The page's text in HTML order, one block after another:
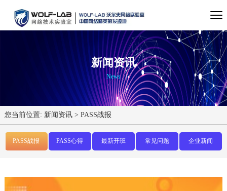
新闻资讯
News
您当前位置: 新闻资讯> PASS战报
PASS战报 PASS心得 最新开班 常见问题 企业新闻